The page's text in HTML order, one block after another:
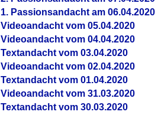
1. Passionsandacht am 06.04.2020
Videoandacht vom 05.04.2020
Videoandacht vom 04.04.2020
Textandacht vom 03.04.2020
Videoandacht vom 02.04.2020
Textandacht vom 01.04.2020
Videoandacht vom 31.03.2020
Textandacht vom 30.03.2020